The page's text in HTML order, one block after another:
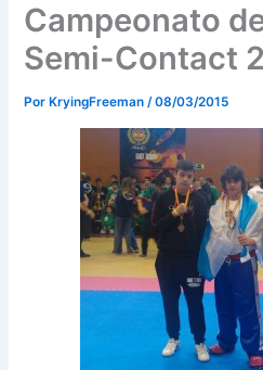
Campeonato
Semi-Contact
Por KryingFreeman/08/03/2015